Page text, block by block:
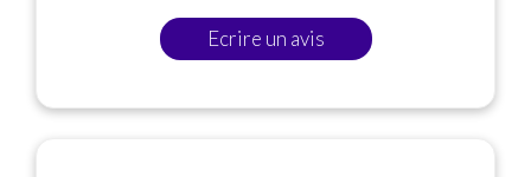
Ecrire un avis